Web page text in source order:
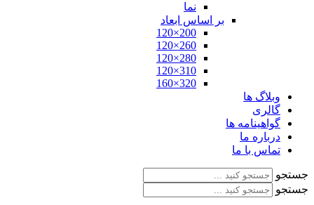
نما
بر اساس ابعاد
200×120
260×120
280×120
310×120
320×160
وبلاگ ها
گالری
گواهینامه ها
درباره ما
تماس با ما
جستجو
جستجو